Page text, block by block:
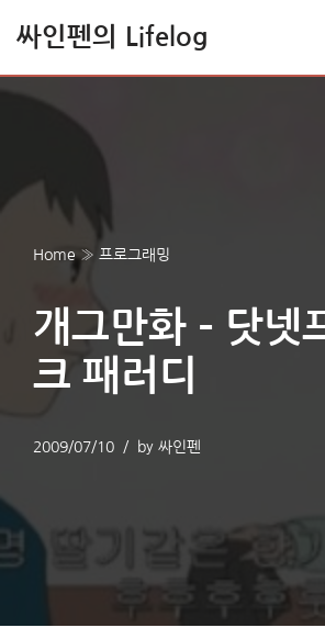
싸인펜의 Lifelog
Home» 프로그래밍
개그만화 – 닷넷
크 패러디
2009/07/10 by 싸인펜